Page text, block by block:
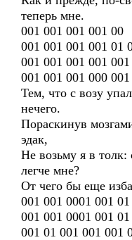
теперь мне.
001 001 001 001 00
001 001 001 001 01
001 001 001 001
001 001 001 000
Тем, что с возу
нечего.
Пораскинув
эдак,
Не возьму я в толк:
легче мне?
От чего бы еще
001 001 0001 001
001 001 0001 001
001 01 001 001 001